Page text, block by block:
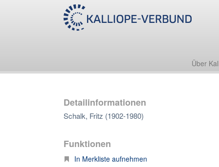
Über
Detailinformationen
Schalk, Fritz (1902-1980)
Funktionen
In Merkliste aufnehmen